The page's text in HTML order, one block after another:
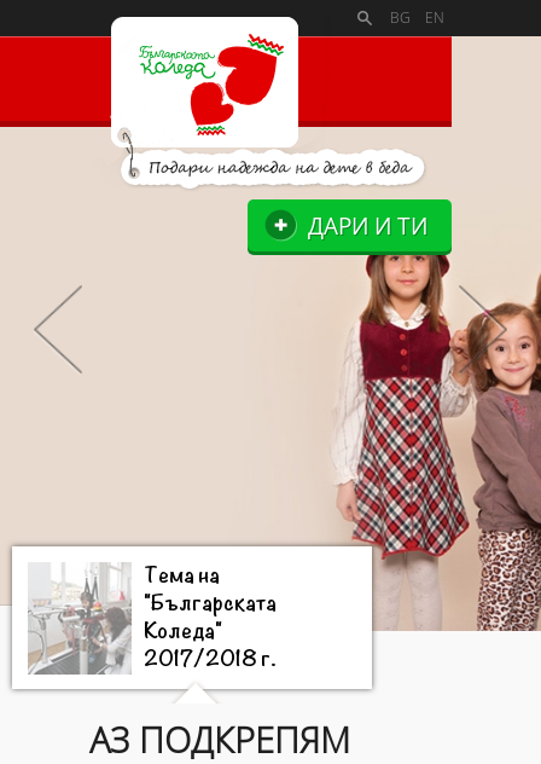
BG EN
ДАРИ И ТИ
Тема на
"Българската
Коледа"
2017/2018 г.
Цели на
АЗ ПОДКРЕПЯМ